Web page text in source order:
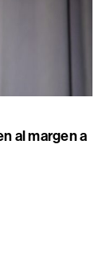
al margen a